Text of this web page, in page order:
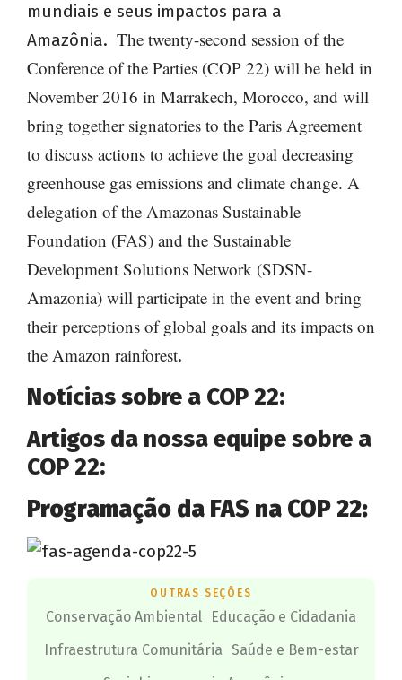
mundiais e seus impactos para a
Amazônia. The twenty-second session of the
Conference of the Parties (COP 22) will be held in
November 2016 in Marrakech, Morocco, and will
bring together signatories to the Paris Agreement
to discuss actions to achieve the goal decreasing
greenhouse gas emissions and climate change. A
delegation of the Amazonas Sustainable
Foundation (FAS) and the Sustainable
Development Solutions Network (SDSN-
Amazonia) will participate in the event and bring
their perceptions of global goals and its impacts on
the Amazon rainforest.
Notícias sobre a COP 22:
Artigos da nossa equipe sobre a
COP 22:
Programação da FAS na COP 22:
OUTRAS SEÇÕES
Conservação Ambiental
Educação e Cidadania
Infraestrutura Comunitária Saúde e Bem-estar